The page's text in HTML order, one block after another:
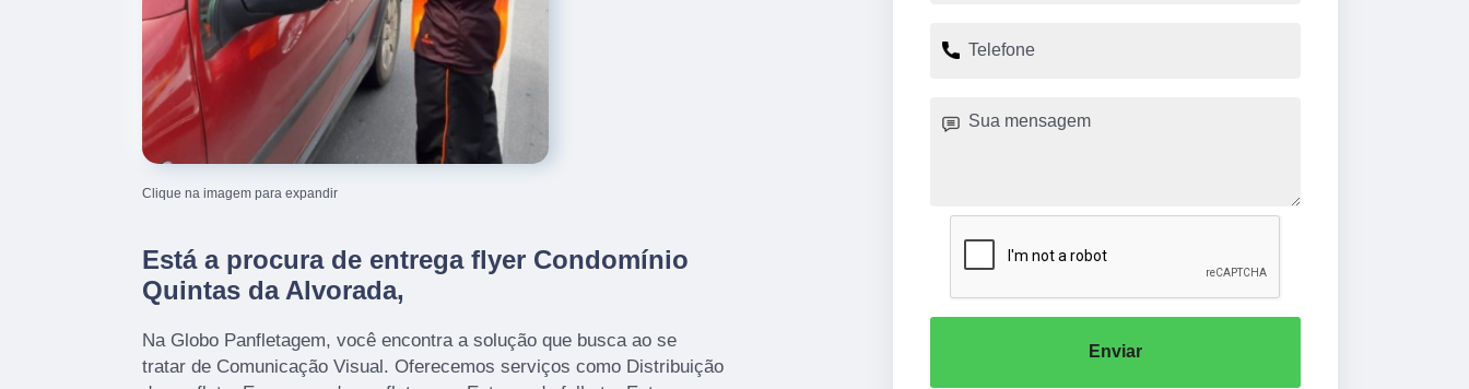
Clique na imagem para expandir
Está a procura de entrega flyer Condomínio
Quintas da Alvorada,
Na Globo Panfletagem, você encontra a solução que busca ao se
tratar de Comunicação Visual. Oferecemos serviços como Distribuição
Enviar